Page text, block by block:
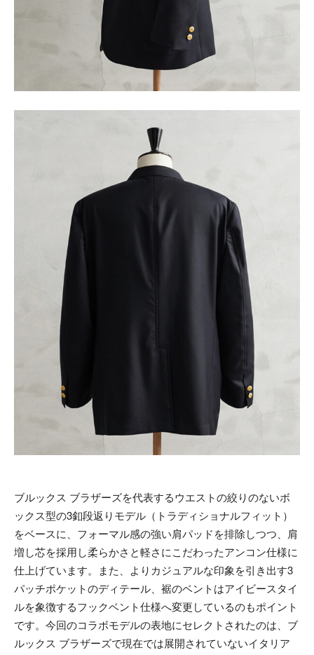
ブルックス ブラザーズを代表するウエストの絞りのないボ
ックス型の3釦段返りモデル（トラディショナルフィット）
をベースに、フォーマル感の強い肩パッドを排除しつつ、肩
増し芯を採用し柔らかさと軽さにこだわったアンコン仕様に
仕上げています。また、よりカジュアルな印象を引き出す3
パッチポケットのディテール、裾のベントはアイビースタイ
ルを象徴するフックベント仕様へ変更しているのもポイント
です。今回のコラボモデルの表地にセレクトされたのは、ブ
ルックス ブラザーズで現在では展開されていないイタリア